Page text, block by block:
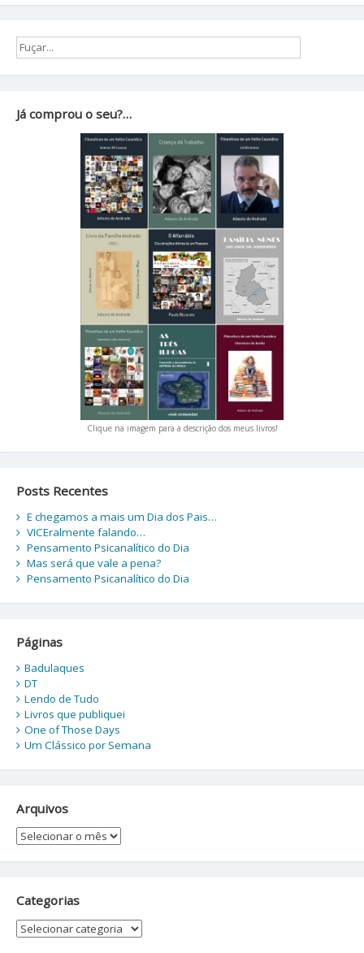
Já comprou o seu?…
Clique na imagem para a descrição dos meus livros!
Posts Recentes
E chegamos a mais um Dia dos Pais…
VICEralmente falando…
Pensamento Psicanalítico do Dia
Mas será que vale a pena?
Pensamento Psicanalítico do Dia
Páginas
Badulaques
DT
Lendo de Tudo
Livros que publiquei
One of Those Days
Um Clássico por Semana
Arquivos
Arquivos
Categorias
Categorias